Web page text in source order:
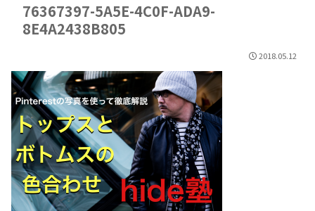
76367397-5A5E-4C0F-ADA9-
8E4A2438B805
2018.05.12